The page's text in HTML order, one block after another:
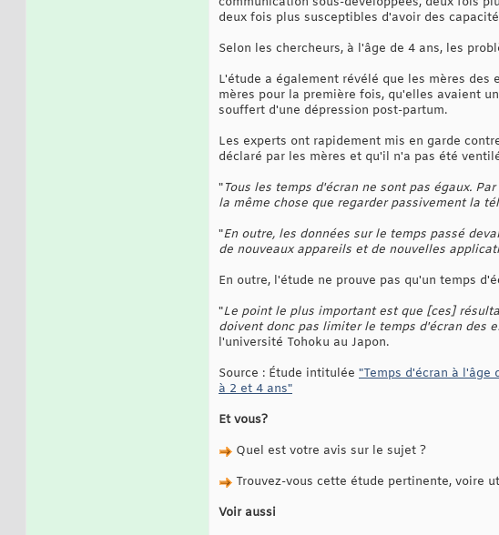
deux fois plus susceptibles d'avoir des
Selon les chercheurs, à l'âge de 4 ans, les
L'étude a également révélé que les mères
mères pour la première fois, qu'elles avaient
souffert d'une dépression post-partum.
Les experts ont rapidement mis en garde
déclaré par les mères et qu'il n'a pas été
"Tous les temps d'écran ne sont pas égaux.
la même chose que regarder passivement la
"En outre, les données sur le temps passé
de nouveaux appareils et de nouvelles
En outre, l'étude ne prouve pas qu'un temps
"Le point le plus important est que [ces]
doivent donc pas limiter le temps d'écran des
l'université Tohoku au Japon.
Source : Étude intitulée "Temps d'écran à l'âge
à 2 et 4 ans"
Et vous?
Quel est votre avis sur le sujet ?
Trouvez-vous cette étude pertinente, voire
Voir aussi